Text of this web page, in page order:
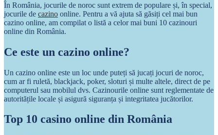
În România, jocurile de noroc sunt extrem de populare și, în special,
jocurile de cazino online. Pentru a vă ajuta să găsiți cel mai bun
cazino online, am compilat o listă a celor mai buni 10 cazinouri
online din România.
Ce este un cazino online?
Un cazino online este un loc unde puteți să jucați jocuri de noroc,
cum ar fi ruletă, blackjack, poker, sloturi și multe altele, direct de pe
computerul sau mobilul dvs. Cazinourile online sunt reglementate de
autoritățile locale și asigură siguranța și integritatea jucătorilor.
Top 10 casino online din România